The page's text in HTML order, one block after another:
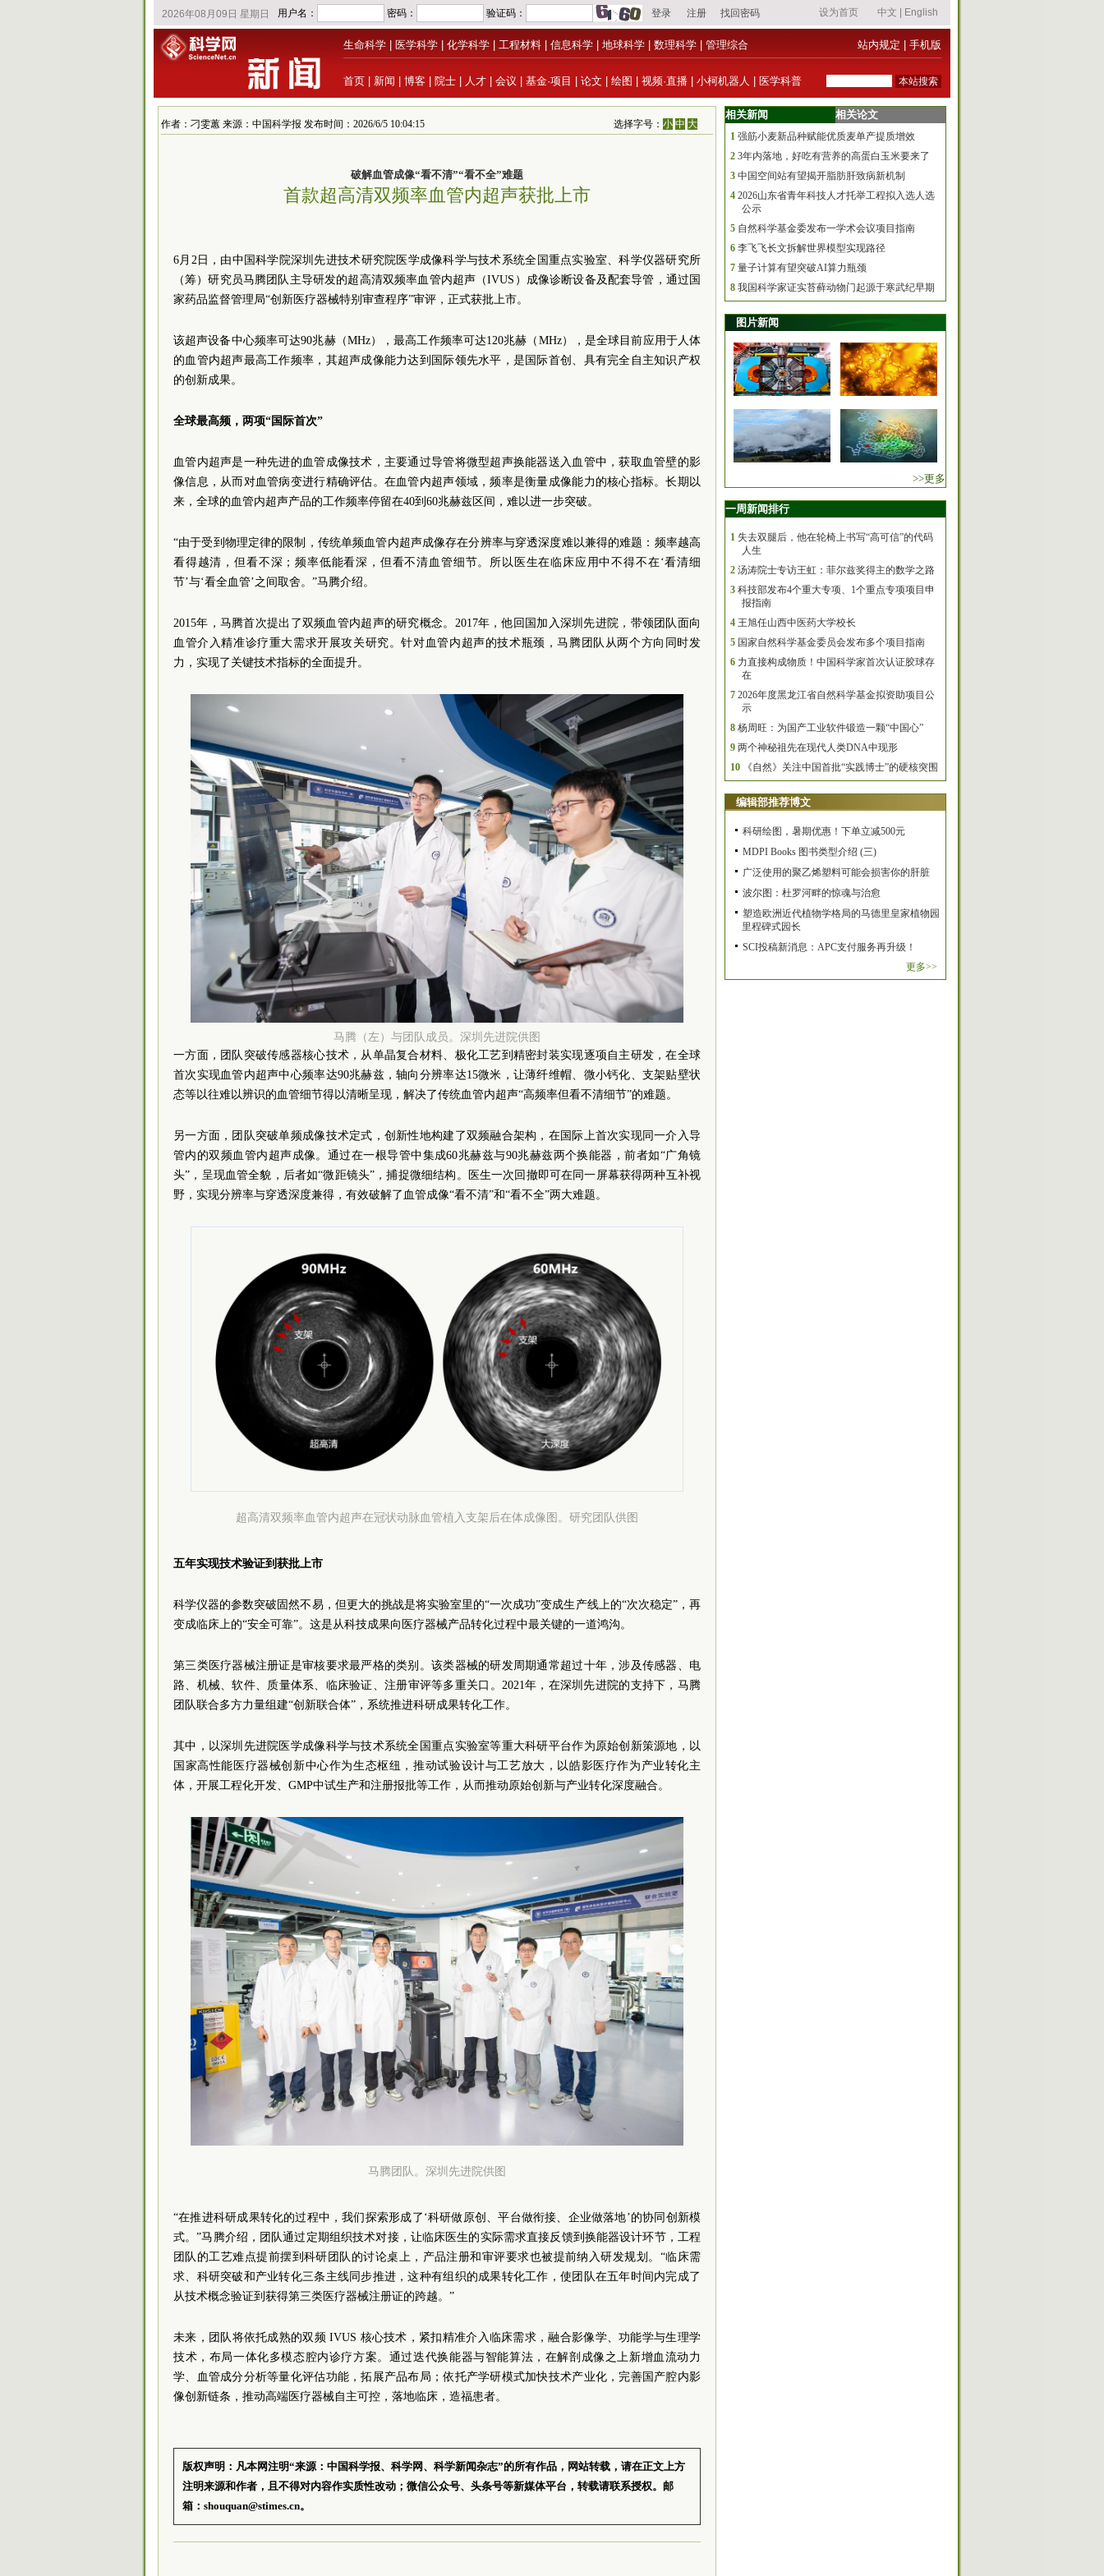
生命科学 医学科学 化学科学 工程材料 信息科学 地球科学 数理科学 管理综合 站内规定 手机版
首页 新闻 博客 院士 人才 会议 基金·项目 论文 绘图 视频·直播 小柯机器人 医学科普
作者：刁雯蕙 来源：中国科学报 发布时间：2026/6/5 10:04:15 选择字号：小 中 大
破解血管成像“看不清”“看不全”难题
首款超高清双频率血管内超声获批上市
6月2日，由中国科学院深圳先进技术研究院医学成像科学与技术系统全国重点实验室、科学仪器研究所
（筹）研究员马腾团队主导研发的超高清双频率血管内超声（IVUS）成像诊断设备及配套导管，通过国
家药品监督管理局“创新医疗器械特别审查程序”审评，正式获批上市。
该超声设备中心频率可达90兆赫（MHz），最高工作频率可达120兆赫（MHz），是全球目前应用于人体
的血管内超声最高工作频率，其超声成像能力达到国际领先水平，是国际首创、具有完全自主知识产权
的创新成果。
全球最高频，两项“国际首次”
血管内超声是一种先进的血管成像技术，主要通过导管将微型超声换能器送入血管中，获取血管壁的影
像信息，从而对血管病变进行精确评估。在血管内超声领域，频率是衡量成像能力的核心指标。长期以
来，全球的血管内超声产品的工作频率停留在40到60兆赫兹区间，难以进一步突破。
“由于受到物理定律的限制，传统单频血管内超声成像存在分辨率与穿透深度难以兼得的难题：频率越高
看得越清，但看不深；频率低能看深，但看不清血管细节。所以医生在临床应用中不得不在‘看清细
节’与‘看全血管’之间取舍。”马腾介绍。
2015年，马腾首次提出了双频血管内超声的研究概念。2017年，他回国加入深圳先进院，带领团队面向
血管介入精准诊疗重大需求开展攻关研究。针对血管内超声的技术瓶颈，马腾团队从两个方向同时发
力，实现了关键技术指标的全面提升。
马腾（左）与团队成员。深圳先进院供图
一方面，团队突破传感器核心技术，从单晶复合材料、极化工艺到精密封装实现逐项自主研发，在全球
首次实现血管内超声中心频率达90兆赫兹，轴向分辨率达15微米，让薄纤维帽、微小钙化、支架贴壁状
态等以往难以辨识的血管细节得以清晰呈现，解决了传统血管内超声“高频率但看不清细节”的难题。
另一方面，团队突破单频成像技术定式，创新性地构建了双频融合架构，在国际上首次实现同一介入导
管内的双频血管内超声成像。通过在一根导管中集成60兆赫兹与90兆赫兹两个换能器，前者如“广角镜
头”，呈现血管全貌，后者如“微距镜头”，捕捉微细结构。医生一次回撤即可在同一屏幕获得两种互补视
野，实现分辨率与穿透深度兼得，有效破解了血管成像“看不清”和“看不全”两大难题。
超高清双频率血管内超声在冠状动脉血管植入支架后在体成像图。研究团队供图
五年实现技术验证到获批上市
科学仪器的参数突破固然不易，但更大的挑战是将实验室里的“一次成功”变成生产线上的“次次稳定”，再
变成临床上的“安全可靠”。这是从科技成果向医疗器械产品转化过程中最关键的一道鸿沟。
第三类医疗器械注册证是审核要求最严格的类别。该类器械的研发周期通常超过十年，涉及传感器、电
路、机械、软件、质量体系、临床验证、注册审评等多重关口。2021年，在深圳先进院的支持下，马腾
团队联合多方力量组建“创新联合体”，系统推进科研成果转化工作。
其中，以深圳先进院医学成像科学与技术系统全国重点实验室等重大科研平台作为原始创新策源地，以
国家高性能医疗器械创新中心作为生态枢纽，推动试验设计与工艺放大，以皓影医疗作为产业转化主
体，开展工程化开发、GMP中试生产和注册报批等工作，从而推动原始创新与产业转化深度融合。
马腾团队。深圳先进院供图
“在推进科研成果转化的过程中，我们探索形成了‘科研做原创、平台做衔接、企业做落地’的协同创新模
式。”马腾介绍，团队通过定期组织技术对接，让临床医生的实际需求直接反馈到换能器设计环节，工程
团队的工艺难点提前摆到科研团队的讨论桌上，产品注册和审评要求也被提前纳入研发规划。“临床需
求、科研突破和产业转化三条主线同步推进，这种有组织的成果转化工作，使团队在五年时间内完成了
从技术概念验证到获得第三类医疗器械注册证的跨越。”
未来，团队将依托成熟的双频 IVUS 核心技术，紧扣精准介入临床需求，融合影像学、功能学与生理学
技术，布局一体化多模态腔内诊疗方案。通过迭代换能器与智能算法，在解剖成像之上新增血流动力
学、血管成分分析等量化评估功能，拓展产品布局；依托产学研模式加快技术产业化，完善国产腔内影
像创新链条，推动高端医疗器械自主可控，落地临床，造福患者。
版权声明：凡本网注明“来源：中国科学报、科学网、科学新闻杂志”的所有作品，网站转载，请在正文上方
注明来源和作者，且不得对内容作实质性改动；微信公众号、头条号等新媒体平台，转载请联系授权。邮
箱：shouquan@stimes.cn。
相关新闻 相关论文
1 强筋小麦新品种赋能优质麦单产提质增效
2 3年内落地，好吃有营养的高蛋白玉米要来了
3 中国空间站有望揭开脂肪肝致病新机制
4 2026山东省青年科技人才托举工程拟入选人选
公示
5 自然科学基金委发布一学术会议项目指南
6 李飞飞长文拆解世界模型实现路径
7 量子计算有望突破AI算力瓶颈
8 我国科学家证实苔藓动物门起源于寒武纪早期
图片新闻
>>更多
一周新闻排行
1 失去双腿后，他在轮椅上书写“高可信”的代码
人生
2 汤涛院士专访王虹：菲尔兹奖得主的数学之路
3 科技部发布4个重大专项、1个重点专项项目申
报指南
4 王旭任山西中医药大学校长
5 国家自然科学基金委员会发布多个项目指南
6 力直接构成物质！中国科学家首次认证胶球存
在
7 2026年度黑龙江省自然科学基金拟资助项目公
示
8 杨周旺：为国产工业软件锻造一颗“中国心”
9 两个神秘祖先在现代人类DNA中现形
10
《自然》关注中国首批“实践博士”的硬核突围
编辑部推荐博文
科研绘图，暑期优惠！下单立减500元
MDPI Books 图书类型介绍 (三)
广泛使用的聚乙烯塑料可能会损害你的肝脏
波尔图：杜罗河畔的惊魂与治愈
塑造欧洲近代植物学格局的马德里皇家植物园
里程碑式园长
SCI投稿新消息：APC支付服务再升级！
更多>>